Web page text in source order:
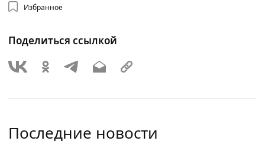
Избранное
Поделиться ссылкой
Последние новости